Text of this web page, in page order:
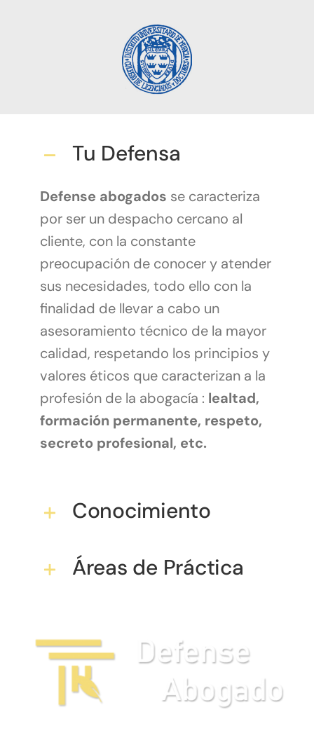
Tu Defensa
Defense abogados se caracteriza
por ser un despacho cercano al
cliente, con la constante
preocupación de conocer y atender
sus necesidades, todo ello con la
finalidad de llevar a cabo un
asesoramiento técnico de la mayor
calidad, respetando los principios y
valores éticos que caracterizan a la
profesión de la abogacía : lealtad,
formación permanente, respeto,
secreto profesional, etc.
Conocimiento
Áreas de Práctica